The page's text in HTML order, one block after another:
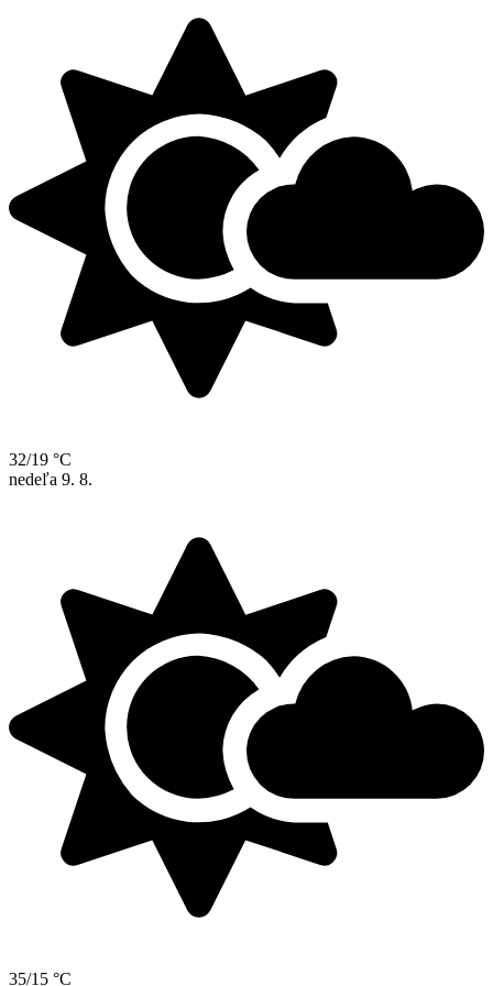
32/19 °C
nedeľa 9. 8.
35/15 °C